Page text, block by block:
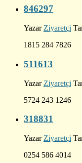
846297
Yazar Ziyaretçi
1815 284 7826
511613
Yazar Ziyaretçi
5724 243 1246
318831
Yazar Ziyaretçi
0254 586 4014